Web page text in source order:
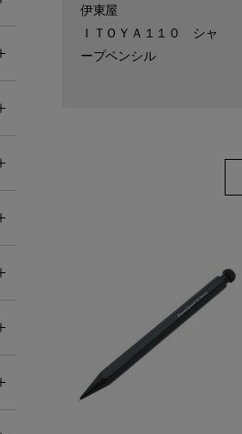
伊東屋
ＩＴＯＹＡ１１０ シャ
ープペンシル